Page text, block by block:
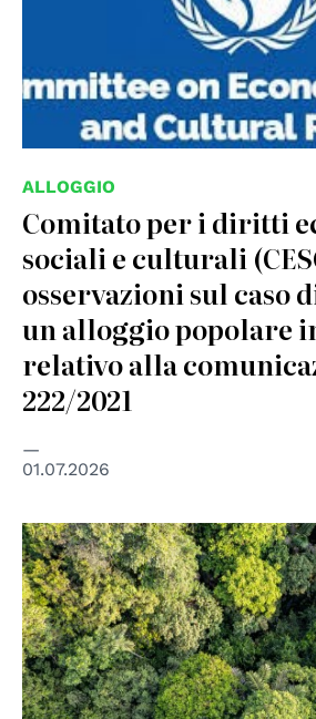
ALLOGGIO
Comitato per i diritti
sociali e culturali
osservazioni sul caso
un alloggio popolare
relativo alla
222/2021
01.07.2026